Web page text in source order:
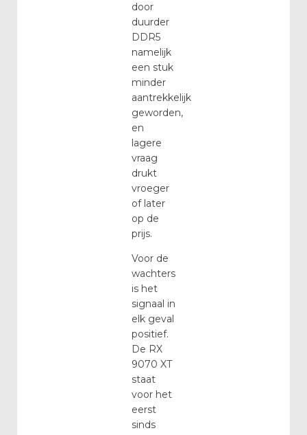
door
duurder
DDR5
namelijk
een stuk
minder
aantrekkelijk
geworden,
en
lagere
vraag
drukt
vroeger
of later
op de
prijs.
Voor de
wachters
is het
signaal in
elk geval
positief.
De RX
9070 XT
staat
voor het
eerst
sinds